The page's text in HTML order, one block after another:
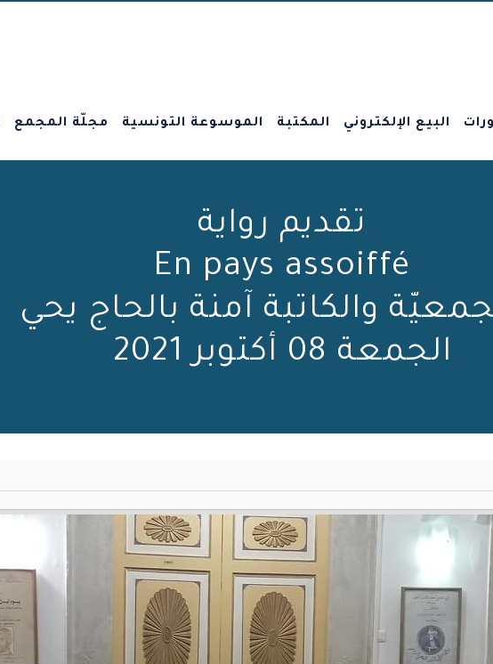
البيع الإلكتروني المكتبة الموسوعة التونسية مجلّة المجمع
تقديم رواية
En pays assoiffé
والكاتبة آمنة بالحاج يحي
الجمعة 08 أكتوبر 2021